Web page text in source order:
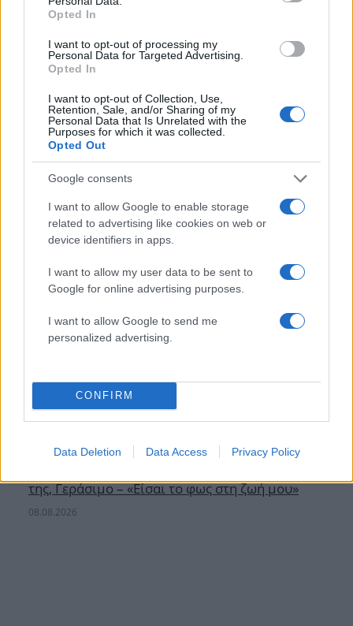
Opted In
I want to opt-out of processing my
Personal Data for Targeted Advertising.
Opted In
I want to opt-out of Collection, Use,
Retention, Sale, and/or Sharing of my
Personal Data that Is Unrelated with the
Purposes for which it was collected.
Opted Out
Google consents
I want to allow Google to enable storage
related to advertising like cookies on web or
device identifiers in apps.
I want to allow my user data to be sent to
Google for online advertising purposes.
I want to allow Google to send me
personalized advertising.
CONFIRM
Data Deletion Data Access Privacy Policy
Στέφανος Κασσελάκης: «Η δημιουργία
οικογένειας είναι ένα από τα πιο όμορφα και
δημιουργικά όνειρα που έχω»
08.08.2026
της, Γεράσιμο – «Είσαι το φως στη ζωή μου»
08.08.2026